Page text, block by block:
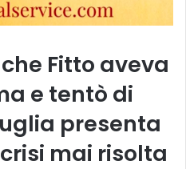
Fitto aveva
e tentò di
presenta
mai risolta